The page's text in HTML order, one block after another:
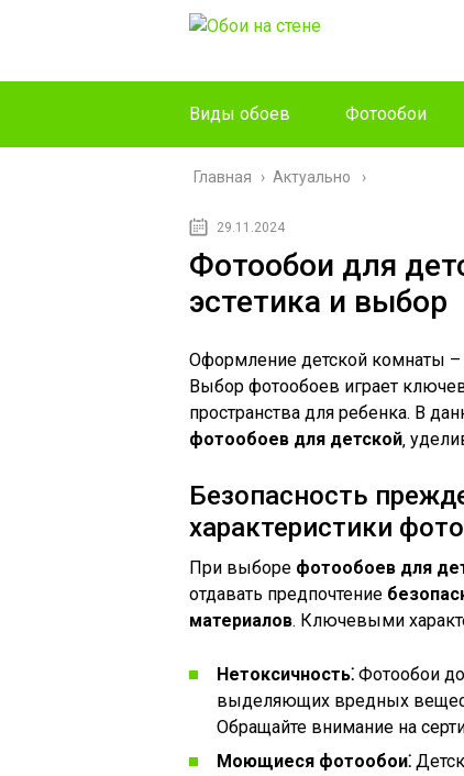
Виды обоев Фотообои
Главная › Актуально
29.11.2024
Фотообои для
эстетика и выбор
Оформление детской комнаты –
Выбор фотообоев играет
пространства для ребенка. В
фотообоев для детской‚
Безопасность
характеристики
При выборе фотообоев для
отдавать предпочтение
материалов. Ключевыми
Нетоксичность⁚ Фотообои
выделяющих вредных
Обращайте внимание на
Моющиеся фотообои⁚